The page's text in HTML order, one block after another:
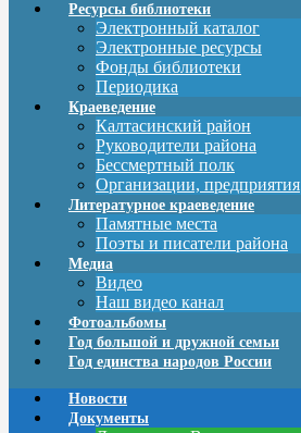
Ресурсы библиотеки
Электронный каталог
Электронные ресурсы
Фонды библиотеки
Периодика
Краеведение
Калтасинский район
Руководители района
Бессмертный полк
Организации, предприятия
Литературное краеведение
Памятные места
Поэты и писатели района
Медиа
Видео
Наш видео канал
Фотоальбомы
Год большой и дружной семьи
Год единства народов России
Новости
Документы